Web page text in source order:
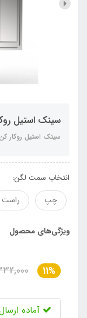
سینک استیل
سینک استیل روکار کن
انتخاب سمت لگن:
چپ
راست
ویژگی‌های محصول
11%
آماده